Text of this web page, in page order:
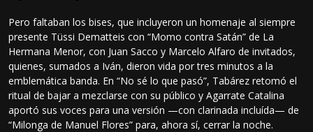
Pero faltaban los bises, que incluyeron un homenaje al siempre
presente Tüssi Dematteis con “Momo contra Satán” de La
Hermana Menor, con Juan Sacco y Marcelo Alfaro de invitados,
quienes, sumados a Iván, dieron vida por tres minutos a la
emblemática banda. En “No sé lo que pasó”, Tabárez retomó el
ritual de bajar a mezclarse con su público y Agarrate Catalina
aportó sus voces para una versión —con clarinada incluída— de
“Milonga de Manuel Flores” para, ahora sí, cerrar la noche.